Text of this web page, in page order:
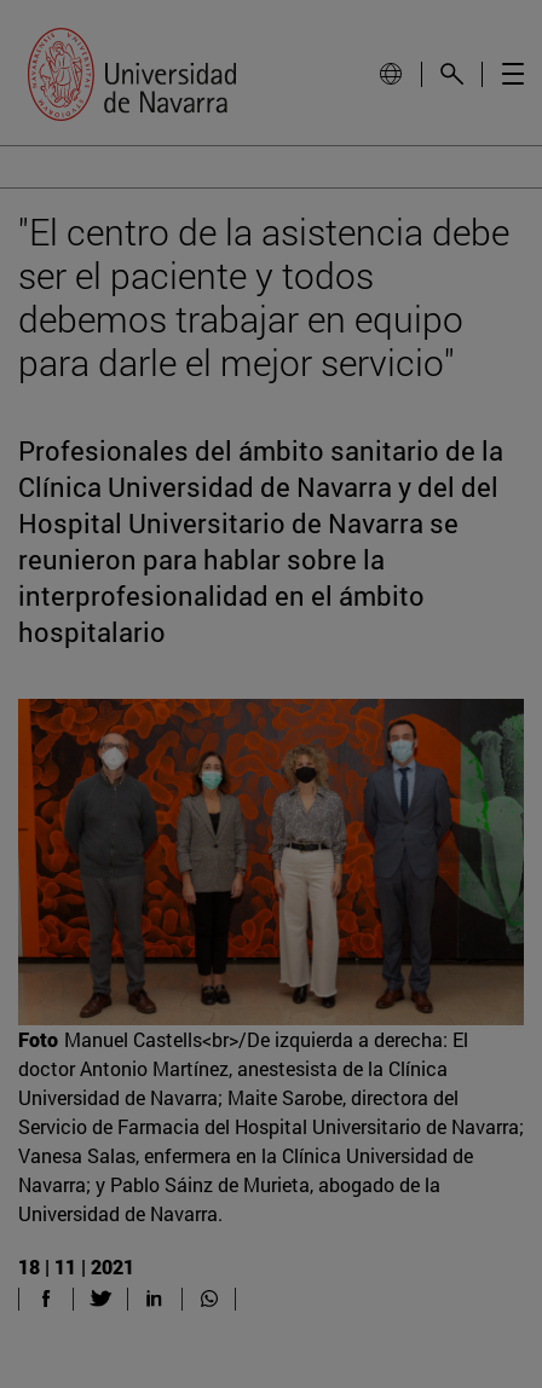
"El centro de la asistencia debe
ser el paciente y todos
debemos trabajar en equipo
para darle el mejor servicio"
Profesionales del ámbito sanitario de la
Clínica Universidad de Navarra y del del
Hospital Universitario de Navarra se
reunieron para hablar sobre la
interprofesionalidad en el ámbito
hospitalario
Foto Manuel Castells<br>/De izquierda a derecha: El
doctor Antonio Martínez, anestesista de la Clínica
Universidad de Navarra; Maite Sarobe, directora del
Servicio de Farmacia del Hospital Universitario de Navarra;
Vanesa Salas, enfermera en la Clínica Universidad de
Navarra; y Pablo Sáinz de Murieta, abogado de la
Universidad de Navarra.
18 | 11 | 2021